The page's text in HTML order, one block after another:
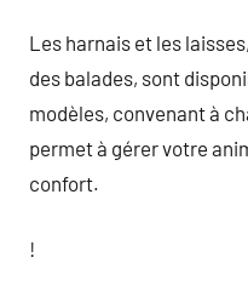
Les harnais et les
des balades, sont
modèles, convenant à
permet à gérer votre
confort.
!